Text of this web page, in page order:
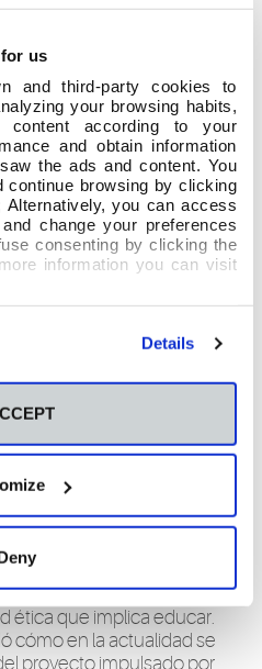
us
and third-party cookies to
your browsing habits,
according to your
and obtain information
the ads and content. You
continue browsing by clicking
Alternatively, you can access
change your preferences
consenting by clicking the
information you can visit
Details
a nuestros
fácil”. Con este ejemplo,
como camino para
pedagogo también
deChristensen(1996)
“En la empresa, si
material; en la escuela, el
invitando a reflexionar
ética que implica educar.
cómo en la actualidad se
proyecto impulsado por